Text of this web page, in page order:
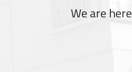
We are here